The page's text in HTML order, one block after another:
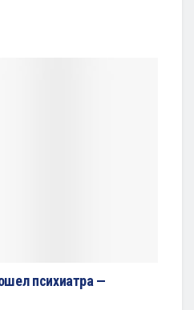
психиатра —